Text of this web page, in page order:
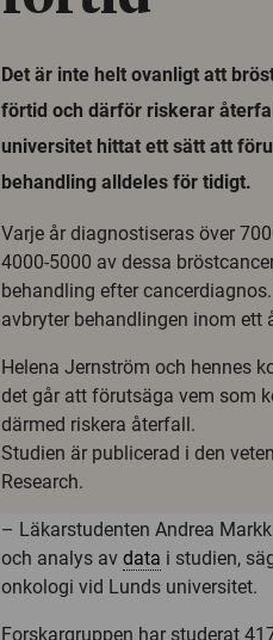
Det är inte helt ovanligt att
förtid och därför riskerar
universitet hittat ett sätt att
behandling alldeles för tidigt.
Varje år diagnostiseras över
4000-5000 av dessa
behandling efter
avbryter behandlingen inom ett
Helena Jernström och hennes
det går att förutsäga vem som
därmed riskera återfall.
Studien är publicerad i den
Research.
– Läkarstudenten Andrea
och analys av data i studien,
onkologi vid Lunds universitet.
Forskargruppen har studerat